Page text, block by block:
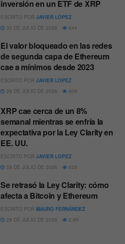
inversión en un ETF de XRP
ESCRITO POR JAVIER LOPEZ
30 DE JULIO DE 2026
644
El valor bloqueado en las redes
de segunda capa de Ethereum
cae a mínimos desde 2023
ESCRITO POR JAVIER LOPEZ
28 DE JULIO DE 2026
608
XRP cae cerca de un 8%
semanal mientras se enfría la
expectativa por la Ley Clarity en
EE. UU.
ESCRITO POR JAVIER LOPEZ
28 DE JULIO DE 2026
635
Se retrasó la Ley Clarity: cómo
afecta a Bitcoin y Ethereum
ESCRITO POR MAURO FERNÁNDEZ
28 DE JULIO DE 2026
2.6K